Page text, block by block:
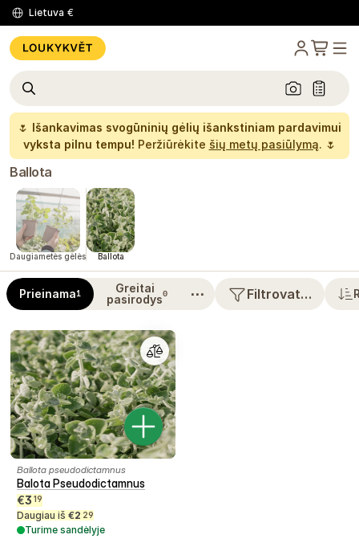
Lietuva €
🌷 Išankavimas svogūninių gėlių išankstiniam pardavimui
vyksta pilnu tempu! Peržiūrėkite šių metų pasiūlymą. 🌷
Ballota
Daugiametės gėlės Ballota
Prieinama1
Greitai
pasirodys0 ⋯ Filtrovat…
Ballota pseudodictamnus
Balota Pseudodictamnus
€3 19
Daugiau iš €2 29
Turime sandėlyje